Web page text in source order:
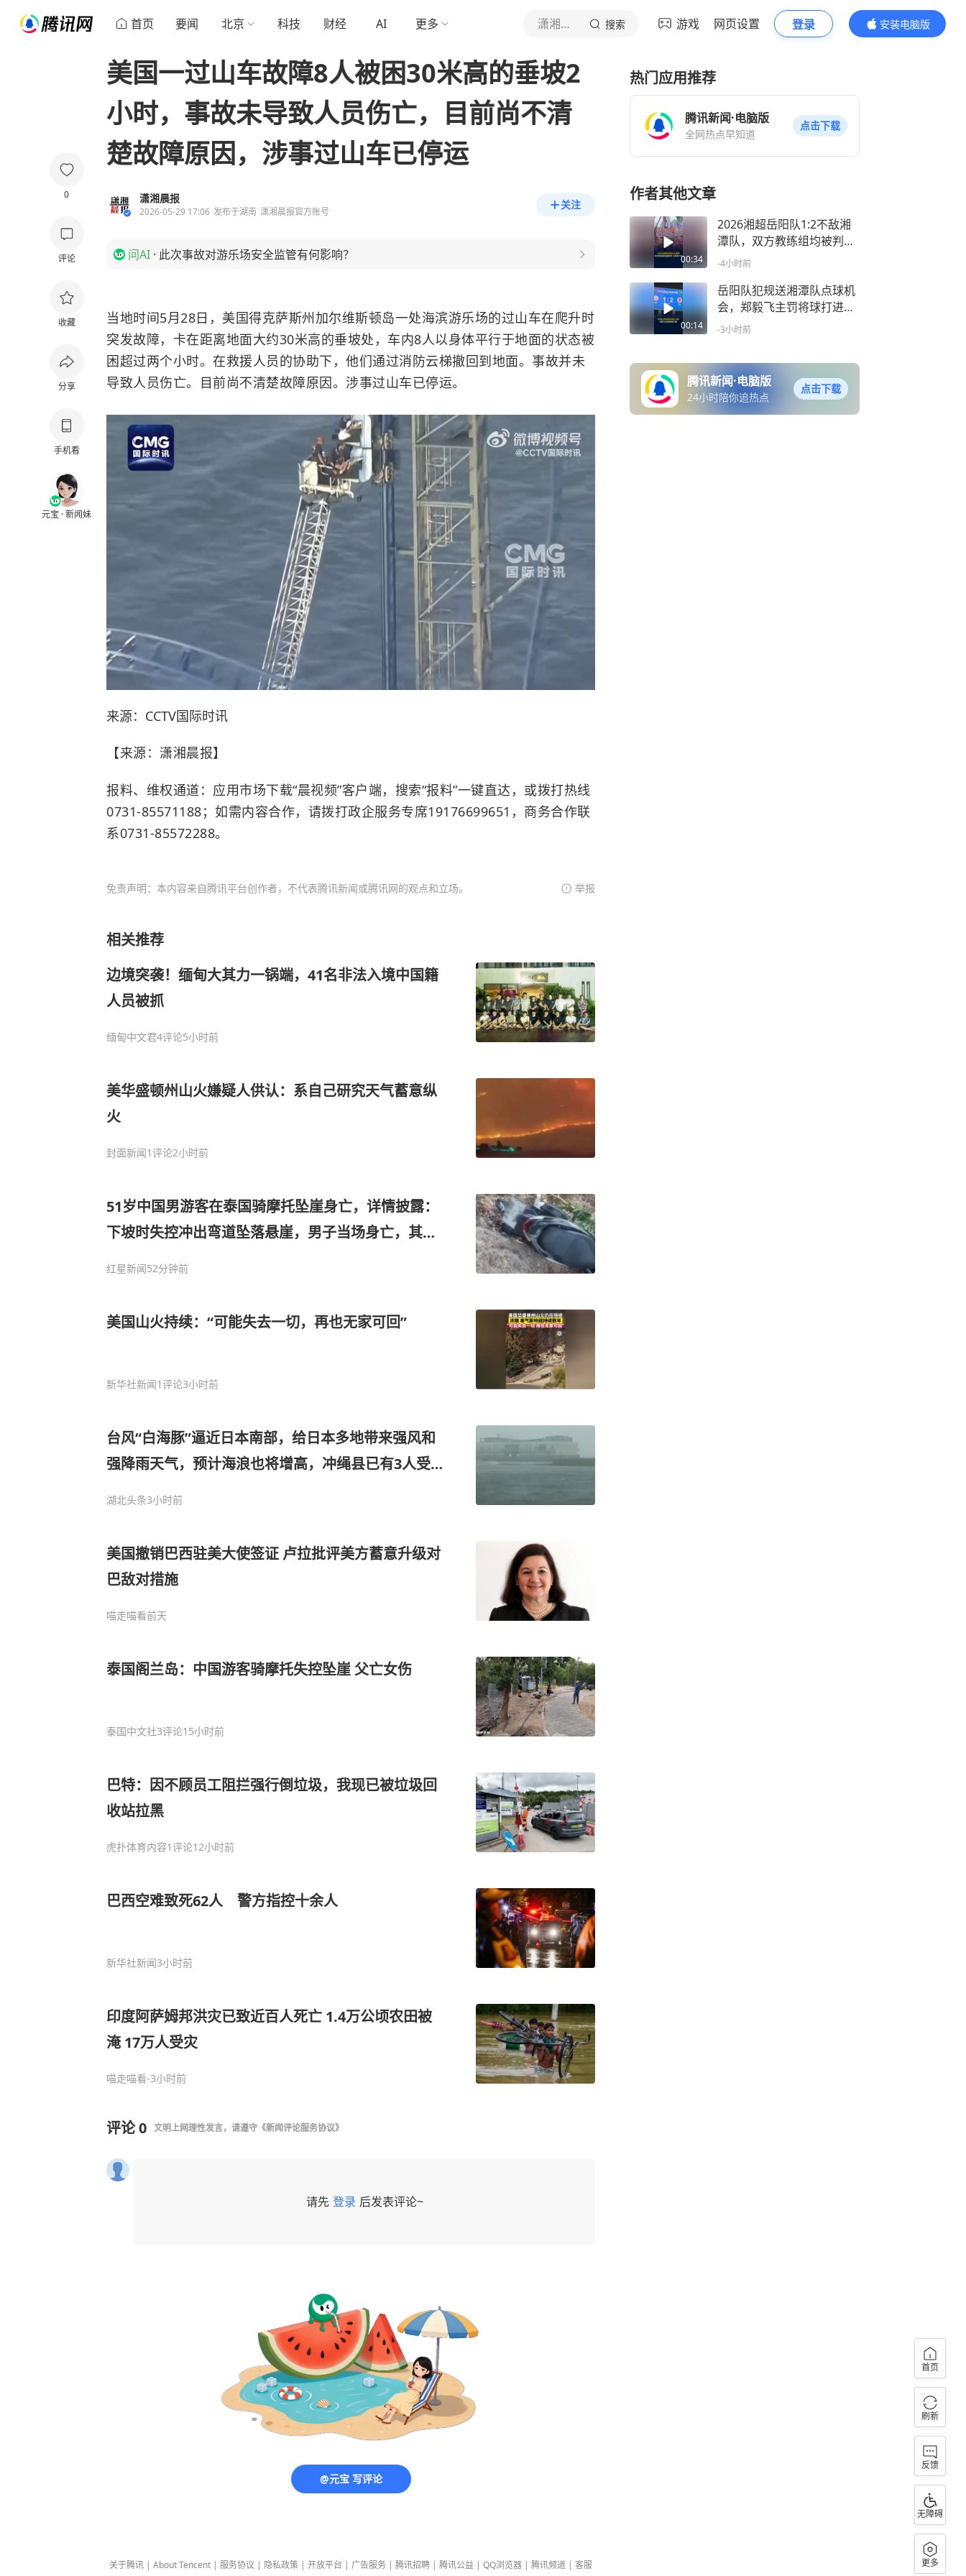
首页 要闻 北京 科技 财经 AI 更多 潇湘晨报 搜索 游戏 网页设置 登录
安装电脑版
内容更精彩
0
评论
收藏
分享
手机看
元宝 · 新闻妹
美国一过山车故障8人被困30米高的垂坡2
小时，事故未导致人员伤亡，目前尚不清
楚故障原因，涉事过山车已停运
潇湘晨报
2026-05-29 17:06 发布于湖南 潇湘晨报官方账号
关注
问AI · 此次事故对游乐场安全监管有何影响？
当地时间5月28日，美国得克萨斯州加尔维斯顿岛一处海滨游乐场的过山车在爬升时
突发故障，卡在距离地面大约30米高的垂坡处，车内8人以身体平行于地面的状态被
困超过两个小时。在救援人员的协助下，他们通过消防云梯撤回到地面。事故并未
导致人员伤亡。目前尚不清楚故障原因。涉事过山车已停运。
来源：CCTV国际时讯
【来源：潇湘晨报】
报料、维权通道：应用市场下载“晨视频”客户端，搜索“报料”一键直达，或拨打热线
0731-85571188；如需内容合作，请拨打政企服务专席19176699651，商务合作联
系0731-85572288。
免责声明：本内容来自腾讯平台创作者，不代表腾讯新闻或腾讯网的观点和立场。 举报
相关推荐
边境突袭！缅甸大其力一锅端，41名非法入境中国籍
人员被抓
缅甸中文君4评论5小时前
美华盛顿州山火嫌疑人供认：系自己研究天气蓄意纵
火
封面新闻1评论2小时前
51岁中国男游客在泰国骑摩托坠崖身亡，详情披露：
下坡时失控冲出弯道坠落悬崖，男子当场身亡，其女
红星新闻52分钟前
美国山火持续：“可能失去一切，再也无家可回”
新华社新闻1评论3小时前
台风“白海豚”逼近日本南部，给日本多地带来强风和
强降雨天气，预计海浪也将增高，冲绳县已有3人受
湖北头条3小时前
美国撤销巴西驻美大使签证 卢拉批评美方蓄意升级对
巴敌对措施
喵走喵看前天
泰国阁兰岛：中国游客骑摩托失控坠崖 父亡女伤
泰国中文社3评论15小时前
巴特：因不顾员工阻拦强行倒垃圾，我现已被垃圾回
收站拉黑
虎扑体育内容1评论12小时前
巴西空难致死62人 警方指控十余人
新华社新闻3小时前
印度阿萨姆邦洪灾已致近百人死亡 1.4万公顷农田被
淹 17万人受灾
喵走喵看-3小时前
评论0 文明上网理性发言，请遵守 《新闻评论服务协议》
请先 登录 后发表评论~
@元宝 写评论
关于腾讯 | About Tencent | 服务协议 | 隐私政策 | 开放平台 | 广告服务 | 腾讯招聘 | 腾讯公益 | QQ浏览器 | 腾讯频道 | 客服
热门应用推荐
腾讯新闻·电脑版
全网热点早知道
点击下载
作者其他文章
00:34
2026湘超岳阳队1:2不敌湘
潭队，双方教练组均被判
罚，火药味十足
-4小时前
00:14
岳阳队犯规送湘潭队点球机
会，郑毅飞主罚将球打进，
湘潭队2:1岳阳队！
-3小时前
腾讯新闻·电脑版
24小时陪你追热点
点击下载
首页
刷新
反馈
无障碍
更多